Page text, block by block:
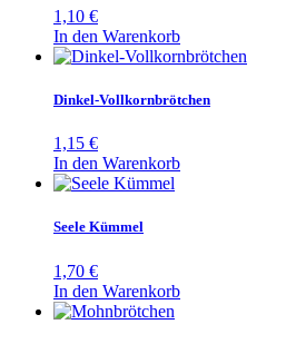
1,10 €
In den Warenkorb
Dinkel-Vollkornbrötchen
1,15 €
In den Warenkorb
Seele Kümmel
1,70 €
In den Warenkorb